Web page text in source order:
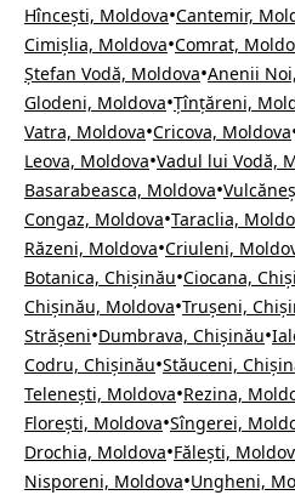
Hîncești, Moldova•Cantemir,
Cimișlia, Moldova•Comrat,
Ștefan Vodă, Moldova•Anenii
Glodeni, Moldova•Țînțăreni,
Vatra, Moldova•Cricova, Moldova
Leova, Moldova•Vadul lui Vodă,
Basarabeasca, Moldova•
Congaz, Moldova•Taraclia,
Răzeni, Moldova•Criuleni,
Botanica, Chișinău•Ciocana,
Chișinău, Moldova•Trușeni,
Strășeni•Dumbrava, Chișinău•
Codru, Chișinău•Stăuceni,
Telenești, Moldova•Rezina,
Florești, Moldova•Sîngerei,
Drochia, Moldova•Fălești,
Nisporeni, Moldova•Ungheni,